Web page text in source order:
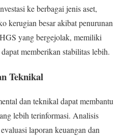
ke berbagai jenis aset,
kerugian besar akibat penurunan
yang bergejolak, memiliki
memberikan stabilitas lebih.
Teknikal
dan teknikal dapat membantu
lebih terinformasi. Analisis
laporan keuangan dan